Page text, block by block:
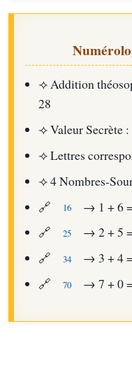
⟢Addition
28
⟢Valeur
⟢Lettres
⟢4 Nombres-
🔗
16
→ 1 + 6
🔗
25
→ 2 + 5
🔗
34
→ 3 + 4
🔗
70 → 7 + 0